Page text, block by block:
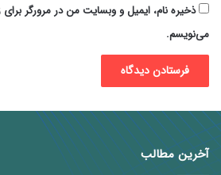
ذخیره نام، ایمیل و وبسایت من در مرورگر برای
می‌نویسم.
آخرین مطالب